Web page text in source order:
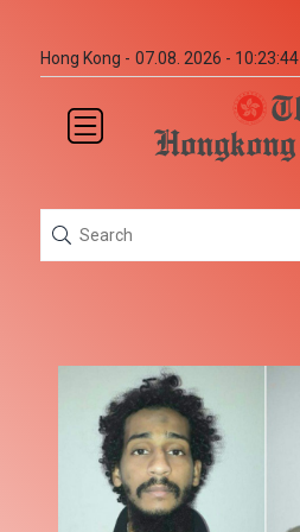
Hong Kong - 07.08. 2026 - 10:23:44